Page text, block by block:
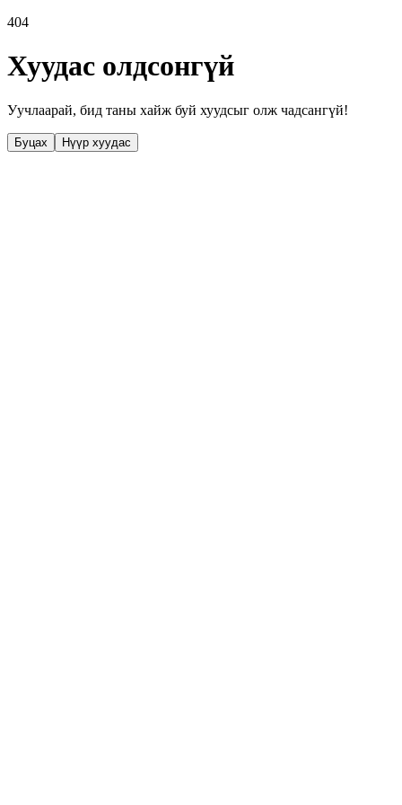
404
Хуудас олдсонгүй
Уучлаарай, бид таны хайж буй хуудсыг олж чадсангүй!
Буцах Нүүр хуудас